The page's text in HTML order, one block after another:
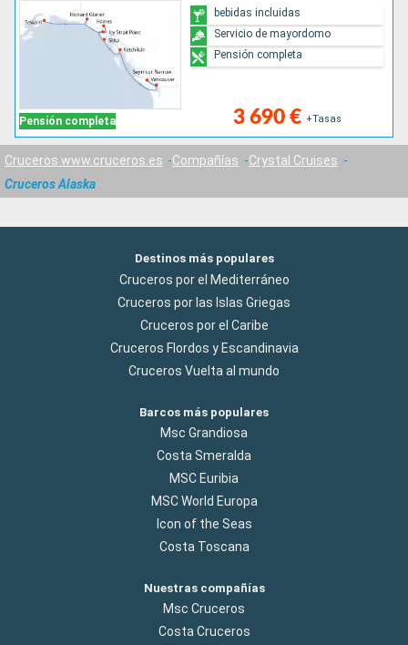
Pensión completa 3 690 € +Tasas
bebidas incluidas
Servicio de mayordomo
Pensión completa
Cruceros www.cruceros.es Compañías
Crystal Cruises
Cruceros Alaska
Destinos más populares
Cruceros por el Mediterráneo
Cruceros por las Islas Griegas
Cruceros por el Caribe
Cruceros Flordos y Escandinavia
Cruceros Vuelta al mundo
Barcos más populares
Msc Grandiosa
Costa Smeralda
MSC Euribia
MSC World Europa
Icon of the Seas
Costa Toscana
Nuestras compañías
Msc Cruceros
Costa Cruceros